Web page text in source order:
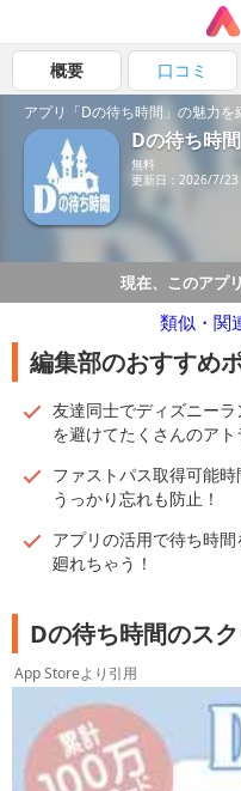
概要 口コミ
アプリ「Dの待ち時間」の魅力を
Dの待ち時間
無料
更新日：2026/7/23
現在、このアプ
類似・関
編集部のおすすめ
友達同士でディズニー
を避けてたくさんのアト
ファストパス取得可能
うっかり忘れも防止！
アプリの活用で待ち時
廻れちゃう！
Dの待ち時間のス
App Storeより引用